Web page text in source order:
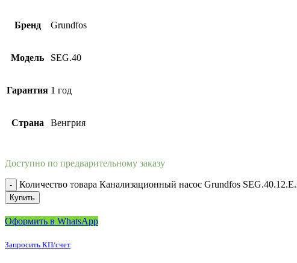
Бренд Grundfos
Модель SEG.40
Гарантия 1 год
Страна Венгрия
Доступно по предварительному заказу
Количество товара Канализационный насос Grundfos
Купить
Оформить в WhatsApp
Запросить КП/счет